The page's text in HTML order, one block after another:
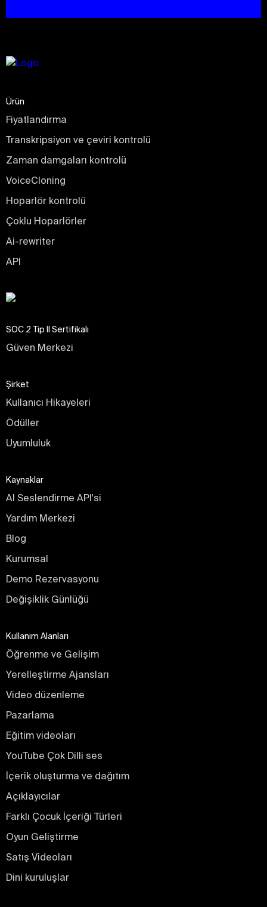
Ürün
Fiyatlandırma
Transkripsiyon ve çeviri kontrolü
Zaman damgaları kontrolü
VoiceCloning
Hoparlör kontrolü
Çoklu Hoparlörler
Ai-rewriter
API
SOC 2 Tip II Sertifikalı
Güven Merkezi
Şirket
Kullanıcı Hikayeleri
Ödüller
Uyumluluk
Kaynaklar
AI Seslendirme API'si
Yardım Merkezi
Blog
Kurumsal
Demo Rezervasyonu
Değişiklik Günlüğü
Kullanım Alanları
Öğrenme ve Gelişim
Yerelleştirme Ajansları
Video düzenleme
Pazarlama
Eğitim videoları
YouTube Çok Dilli ses
İçerik oluşturma ve dağıtım
Açıklayıcılar
Farklı Çocuk İçeriği Türleri
Oyun Geliştirme
Satış Videoları
Dini kuruluşlar